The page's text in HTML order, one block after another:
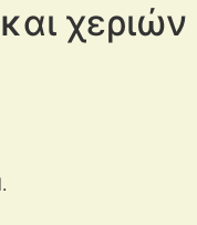
χεριών